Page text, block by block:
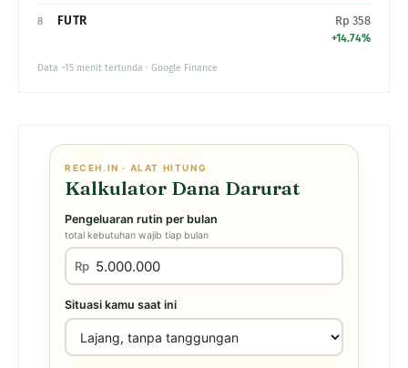
8 FUTR Rp 358
+14.74%
Data ~15 menit tertunda · Google Finance
RECEH.IN · ALAT HITUNG
Kalkulator Dana Darurat
Pengeluaran rutin per bulan
total kebutuhan wajib tiap bulan
Rp
Situasi kamu saat ini